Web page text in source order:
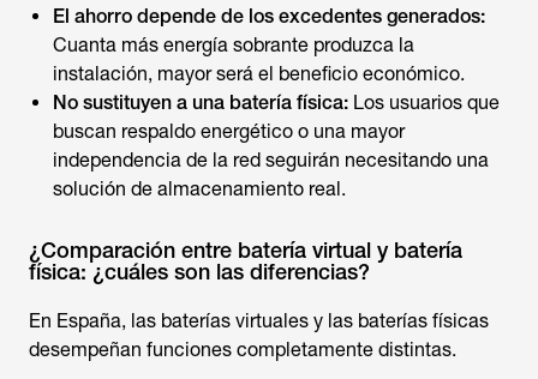
El ahorro depende de los excedentes generados:
Cuanta más energía sobrante produzca la
instalación, mayor será el beneficio económico.
No sustituyen a una batería física: Los usuarios que
buscan respaldo energético o una mayor
independencia de la red seguirán necesitando una
solución de almacenamiento real.
¿Comparación entre batería virtual y batería
física: ¿cuáles son las diferencias?
En España, las baterías virtuales y las baterías físicas
desempeñan funciones completamente distintas.